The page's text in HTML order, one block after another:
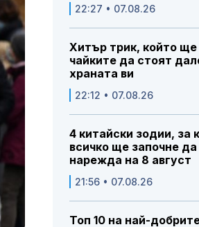
22:27 • 07.08.26
Хитър трик, който ще
чайките да стоят
храната ви
22:12 • 07.08.26
4 китайски зодии, за
всичко ще започне да
нарежда на 8 август
21:56 • 07.08.26
Топ 10 на най-